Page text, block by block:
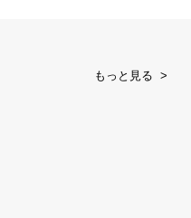
もっと見る